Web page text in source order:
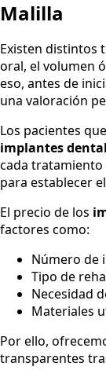
Malilla
Existen distintos
oral, el volumen
eso, antes de
una valoración
Los pacientes
implantes
cada
para establecer
El precio de los
factores como:
Número de
Tipo de
Necesidad
Materiales
Por ello,
transparentes